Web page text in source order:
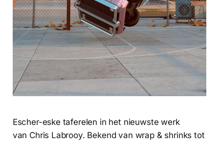
Escher-eske taferelen in het nieuwste werk
van Chris Labrooy. Bekend van wrap & shrinks tot